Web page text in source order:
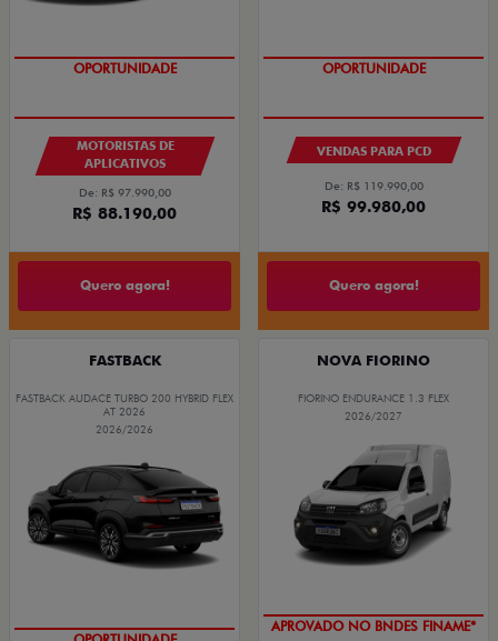
OPORTUNIDADE
MOTORISTAS DE
APLICATIVOS
De: R$ 97.990,00
R$ 88.190,00
Quero agora!
OPORTUNIDADE
VENDAS PARA PCD
De: R$ 119.990,00
R$ 99.980,00
Quero agora!
FASTBACK
FASTBACK AUDACE TURBO 200 HYBRID FLEX
AT 2026
2026/2026
NOVA FIORINO
FIORINO ENDURANCE 1.3 FLEX
2026/2027
APROVADO NO BNDES FINAME*